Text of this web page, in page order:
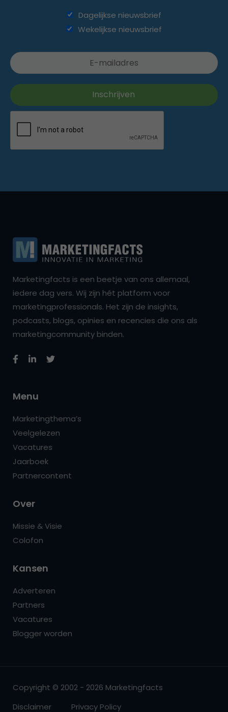
Dagelijkse nieuwsbrief
Wekelijkse nieuwsbrief
Marketingfacts is een beetje van ons allemaal,
iedere dag vers. Wij zijn hét platform voor
marketingprofessionals. Het zijn de insights,
podcasts, blogs, opinies en recencies die ons als
marketingcommunity binden.
Menu
Marketingthema’s
Veelgelezen
Vacatures
Jaarboek
Partnercontent
Over
Missie & Visie
Colofon
Kansen
Adverteren
Partners
Vacatures
Blogger worden
Copyright © 2002 - 2026 Marketingfacts
Disclaimer
Privacy Policy